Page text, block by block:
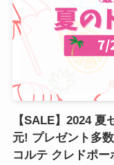
【SALE】2024
元! プレゼント多
コルテ クレドポ